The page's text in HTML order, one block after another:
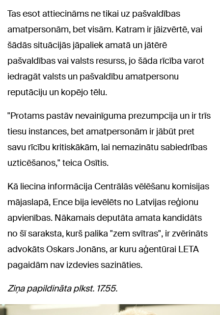
Tas esot attiecināms ne tikai uz pašvaldības
amatpersonām, bet visām. Katram ir jāizvērtē, vai
šādās situācijās jāpaliek amatā un jātērē
pašvaldības vai valsts resurss, jo šāda rīcība varot
iedragāt valsts un pašvaldību amatpersonu
reputāciju un kopējo tēlu.
"Protams pastāv nevainīguma prezumpcija un ir trīs
tiesu instances, bet amatpersonām ir jābūt pret
savu rīcību kritiskākām, lai nemazinātu sabiedrības
uzticēšanos," teica Osītis.
Kā liecina informācija Centrālās vēlēšanu komisijas
mājaslapā, Ence bija ievēlēts no Latvijas reģionu
apvienības. Nākamais deputāta amata kandidāts
no šī saraksta, kurš palika "zem svītras", ir zvērināts
advokāts Oskars Jonāns, ar kuru aģentūrai LETA
pagaidām nav izdevies sazināties.
Ziņa papildināta plkst. 17.55.